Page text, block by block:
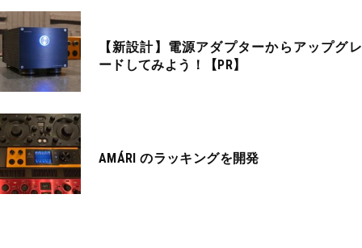
【新設計】電源アダプターからアップグレ
ードしてみよう！【PR】
AMÁRI のラッキングを開発